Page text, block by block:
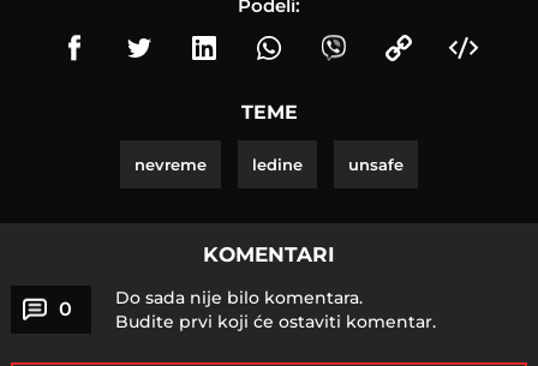
Podeli:
TEME
nevreme ledine unsafe
KOMENTARI
0
Do sada nije bilo komentara.
Budite prvi koji će ostaviti komentar.